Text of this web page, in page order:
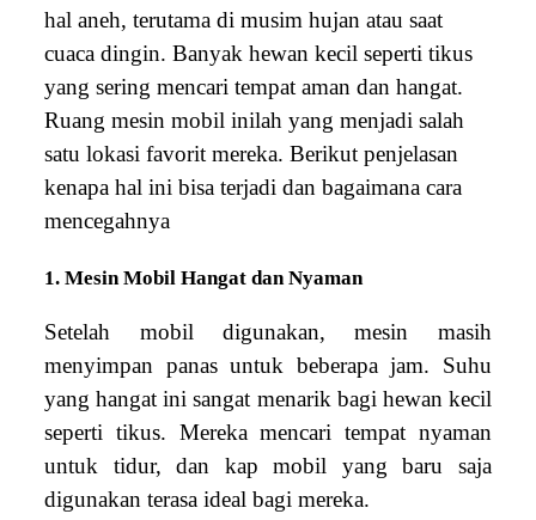
hal aneh, terutama di musim hujan atau saat
cuaca dingin. Banyak hewan kecil seperti tikus
yang sering mencari tempat aman dan hangat.
Ruang mesin mobil inilah yang menjadi salah
satu lokasi favorit mereka. Berikut penjelasan
kenapa hal ini bisa terjadi dan bagaimana cara
mencegahnya
1. Mesin Mobil Hangat dan Nyaman
Setelah mobil digunakan, mesin masih
menyimpan panas untuk beberapa jam. Suhu
yang hangat ini sangat menarik bagi hewan kecil
seperti tikus. Mereka mencari tempat nyaman
untuk tidur, dan kap mobil yang baru saja
digunakan terasa ideal bagi mereka.